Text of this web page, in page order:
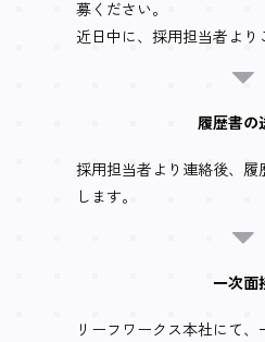
募ください。
近日中に、採用担当者より
履歴書の
採用担当者より連絡後、履
します。
一次面
リーフワークス本社にて